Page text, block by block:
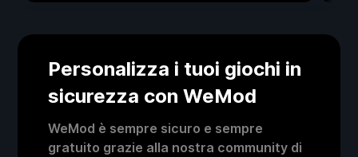
Personalizza i tuoi giochi in
sicurezza con WeMod
WeMod è sempre sicuro e sempre
gratuito grazie alla nostra community di